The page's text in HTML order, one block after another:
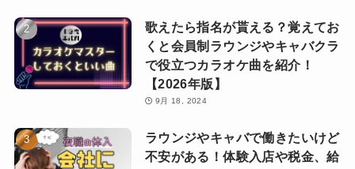
歌えたら指名が貰える？覚えてお
くと会員制ラウンジやキャバクラ
で役立つカラオケ曲を紹介！
【2026年版】
9月 18, 2024
ラウンジやキャバで働きたいけど
不安がある！体験入店や税金、給